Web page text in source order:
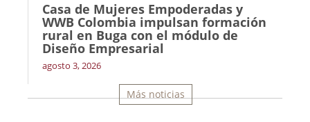
Casa de Mujeres Empoderadas y
WWB Colombia impulsan formación
rural en Buga con el módulo de
Diseño Empresarial
agosto 3, 2026
Más noticias